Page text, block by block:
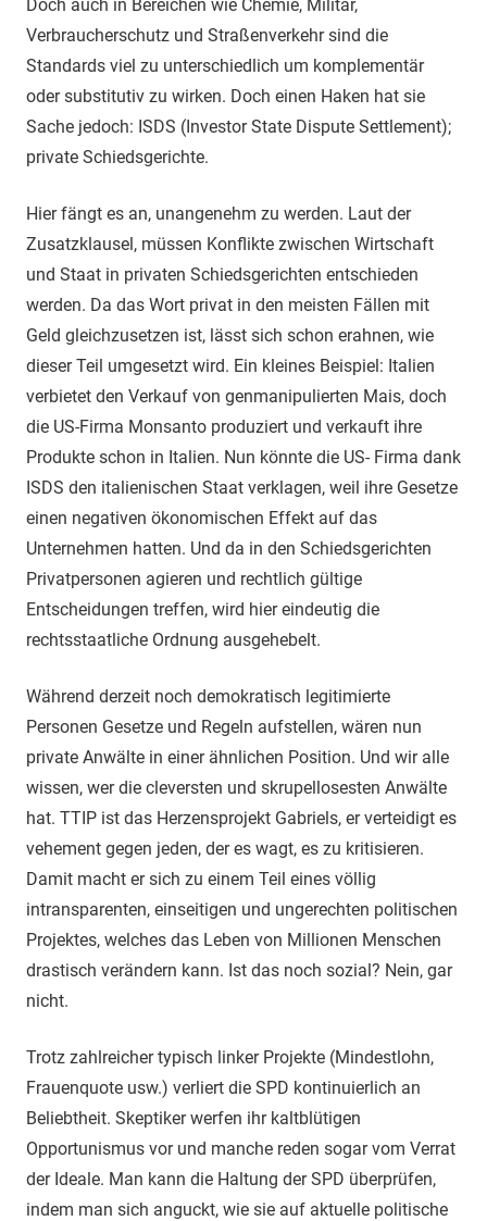
Doch auch in Bereichen wie Chemie, Militär,
Verbraucherschutz und Straßenverkehr sind die
Standards viel zu unterschiedlich um komplementär
oder substitutiv zu wirken. Doch einen Haken hat sie
Sache jedoch: ISDS (Investor State Dispute Settlement);
private Schiedsgerichte.
Hier fängt es an, unangenehm zu werden. Laut der
Zusatzklausel, müssen Konflikte zwischen Wirtschaft
und Staat in privaten Schiedsgerichten entschieden
werden. Da das Wort privat in den meisten Fällen mit
Geld gleichzusetzen ist, lässt sich schon erahnen, wie
dieser Teil umgesetzt wird. Ein kleines Beispiel: Italien
verbietet den Verkauf von genmanipulierten Mais, doch
die US-Firma Monsanto produziert und verkauft ihre
Produkte schon in Italien. Nun könnte die US- Firma dank
ISDS den italienischen Staat verklagen, weil ihre Gesetze
einen negativen ökonomischen Effekt auf das
Unternehmen hatten. Und da in den Schiedsgerichten
Privatpersonen agieren und rechtlich gültige
Entscheidungen treffen, wird hier eindeutig die
rechtsstaatliche Ordnung ausgehebelt.
Während derzeit noch demokratisch legitimierte
Personen Gesetze und Regeln aufstellen, wären nun
private Anwälte in einer ähnlichen Position. Und wir alle
wissen, wer die cleversten und skrupellosesten Anwälte
hat. TTIP ist das Herzensprojekt Gabriels, er verteidigt es
vehement gegen jeden, der es wagt, es zu kritisieren.
Damit macht er sich zu einem Teil eines völlig
intransparenten, einseitigen und ungerechten politischen
Projektes, welches das Leben von Millionen Menschen
drastisch verändern kann. Ist das noch sozial? Nein, gar
nicht.
Trotz zahlreicher typisch linker Projekte (Mindestlohn,
Frauenquote usw.) verliert die SPD kontinuierlich an
Beliebtheit. Skeptiker werfen ihr kaltblütigen
Opportunismus vor und manche reden sogar vom Verrat
der Ideale. Man kann die Haltung der SPD überprüfen,
indem man sich anguckt, wie sie auf aktuelle politische